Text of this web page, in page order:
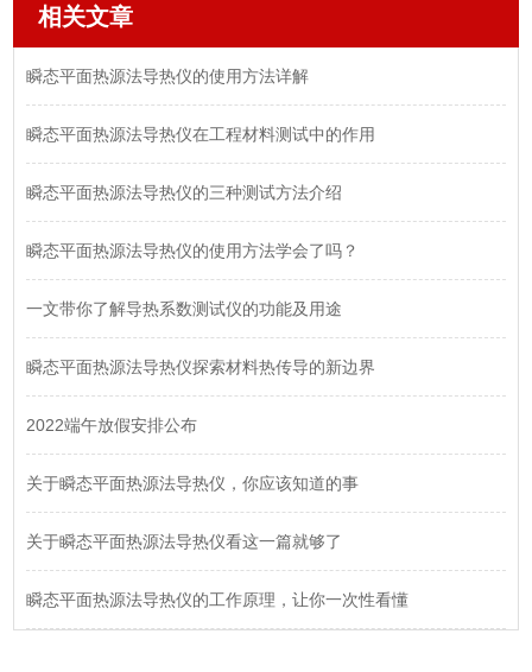
相关文章
瞬态平面热源法导热仪的使用方法详解
瞬态平面热源法导热仪在工程材料测试中的作用
瞬态平面热源法导热仪的三种测试方法介绍
瞬态平面热源法导热仪的使用方法学会了吗？
一文带你了解导热系数测试仪的功能及用途
瞬态平面热源法导热仪探索材料热传导的新边界
2022端午放假安排公布
关于瞬态平面热源法导热仪，你应该知道的事
关于瞬态平面热源法导热仪看这一篇就够了
瞬态平面热源法导热仪的工作原理，让你一次性看懂